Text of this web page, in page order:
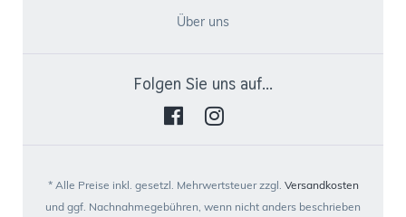
Über uns
Folgen Sie uns auf...
* Alle Preise inkl. gesetzl. Mehrwertsteuer zzgl. Versandkosten
und ggf. Nachnahmegebühren, wenn nicht anders beschrieben